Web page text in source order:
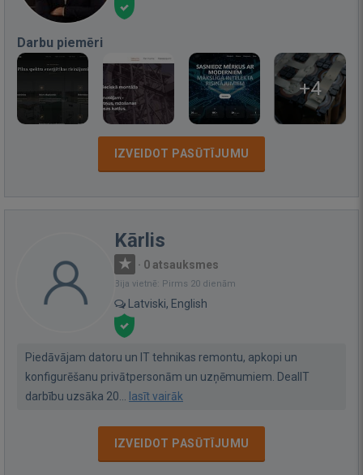
Darbu piemēri
+4
IZVEIDOT PASŪTĪJUMU
Kārlis
· 0 atsauksmes
Bija vietnē: Pirms 20 dienām
Latviski, English
Piedāvājam datoru un IT tehnikas remontu, apkopi un
konfigurēšanu privātpersonām un uzņēmumiem. DealIT
darbību uzsāka 20... lasīt vairāk
IZVEIDOT PASŪTĪJUMU